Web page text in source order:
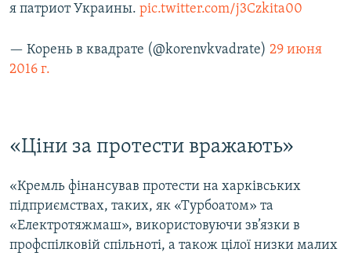
я патриот Украины. pic.twitter.com/j3Czkita00
— Корень в квадрате (@korenvkvadrate) 29 июня
2016 г.
«Ціни за протести вражають»
«Кремль фінансував протести на харківських
підприємствах, таких, як «Турбоатом» та
«Електротяжмаш», використовуючи зв’язки в
профспілковій спільноті, а також цілої низки малих